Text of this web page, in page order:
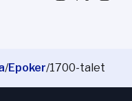
/Epoker/1700-talet